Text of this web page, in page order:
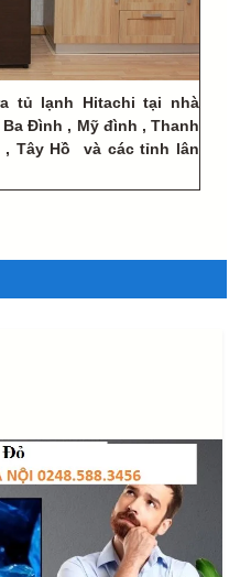
tủ lạnh Hitachi tại nhà
Đình , Mỹ đình , Thanh
, Tây Hồ và các tỉnh lân